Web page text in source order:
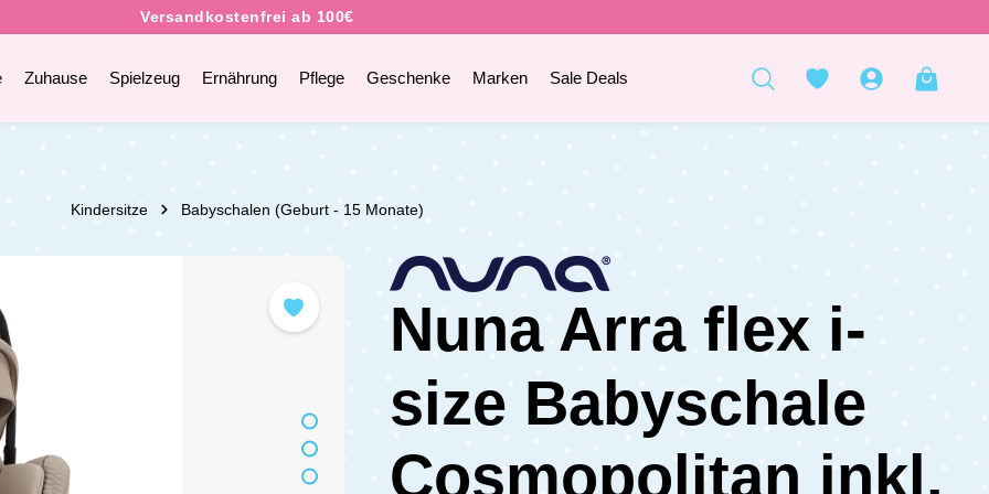
Zuhause Spielzeug Ernährung Pflege Geschenke Marken Sale Deals
Kindersitze Babyschalen (Geburt - 15 Monate)
Nuna Arra flex i-
size Babyschale
Cosmopolitan inkl.